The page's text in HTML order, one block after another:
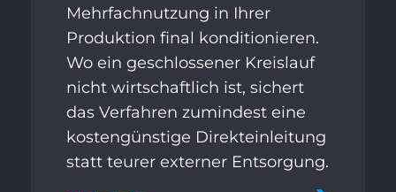
Mehrfachnutzung in Ihrer
Produktion final konditionieren.
Wo ein geschlossener Kreislauf
nicht wirtschaftlich ist, sichert
das Verfahren zumindest eine
kostengünstige Direkteinleitung
statt teurer externer Entsorgung.